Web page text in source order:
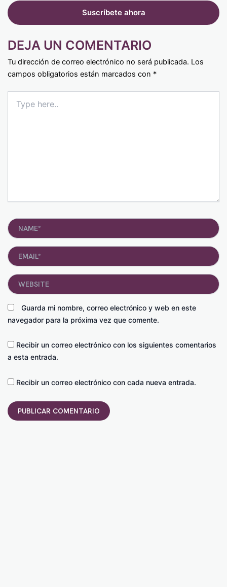
DEJA UN COMENTARIO
Tu dirección de correo electrónico no será publicada. Los
campos obligatorios están marcados con *
here..
Name*
Email*
Guarda mi nombre, correo electrónico y web en este
navegador para la próxima vez que comente.
Website
Recibir un correo electrónico con los siguientes comentarios
a esta entrada.
Recibir un correo electrónico con cada nueva entrada.